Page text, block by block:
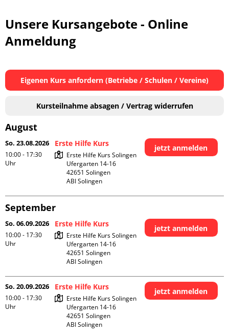
Unsere Kursangebote - Online
Anmeldung
Eigenen Kurs anfordern (Betriebe / Schulen / Vereine)
Kursteilnahme absagen / Vertrag widerrufen
August
So. 23.08.2026
10:00 - 17:30
Uhr
Erste Hilfe Kurs
Erste Hilfe Kurs Solingen
Ufergarten 14-16
42651 Solingen
ABI Solingen
jetzt anmelden
September
So. 06.09.2026
10:00 - 17:30
Uhr
Erste Hilfe Kurs
Erste Hilfe Kurs Solingen
Ufergarten 14-16
42651 Solingen
ABI Solingen
jetzt anmelden
So. 20.09.2026
10:00 - 17:30
Uhr
Erste Hilfe Kurs
Erste Hilfe Kurs Solingen
Ufergarten 14-16
42651 Solingen
ABI Solingen
jetzt anmelden